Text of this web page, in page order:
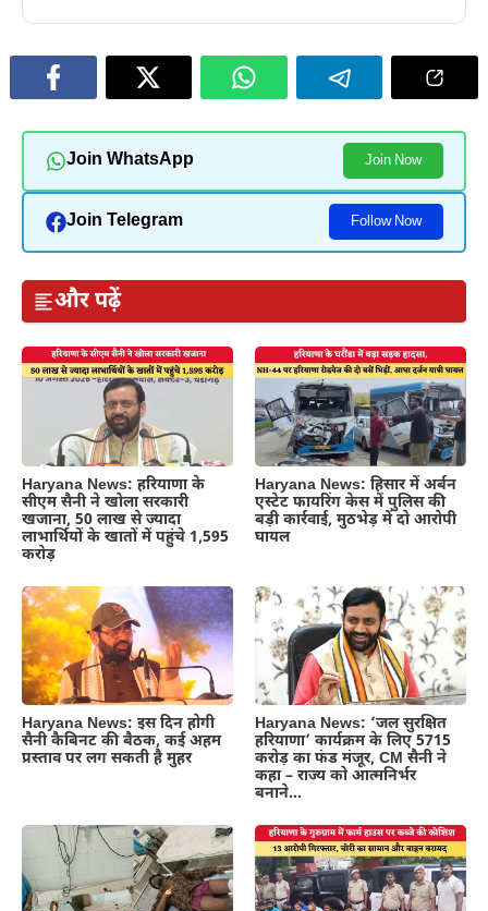
Join WhatsApp Join Now
Join Telegram Follow Now
और पढ़ें
Haryana News: हरियाणा के
सीएम सैनी ने खोला सरकारी
खजाना, 50 लाख से ज्यादा
लाभार्थियों के खातों में पहुंचे 1,595
करोड़
Haryana News: हिसार में अर्बन
एस्टेट फायरिंग केस में पुलिस की
बड़ी कार्रवाई, मुठभेड़ में दो आरोपी
घायल
Haryana News: इस दिन होगी
सैनी कैबिनट की बैठक, कई अहम
प्रस्ताव पर लग सकती है मुहर
Haryana News: ‘जल सुरक्षित
हरियाणा’ कार्यक्रम के लिए 5715
करोड़ का फंड मंजूर, CM सैनी ने
कहा – राज्य को आत्मनिर्भर
बनाने…